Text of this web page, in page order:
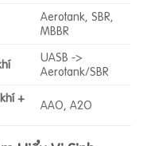
Aerotank, SBR,
MBBR
UASB ->
Aerotank/SBR
+
AAO, A2O